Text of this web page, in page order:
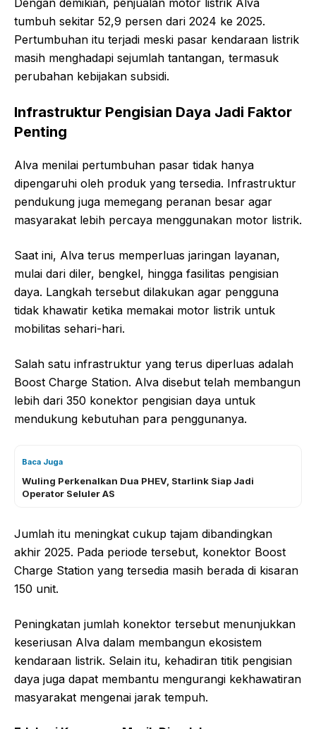
tumbuh sekitar 52,9 persen dari 2024 ke 2025.
Pertumbuhan itu terjadi meski pasar kendaraan listrik
masih menghadapi sejumlah tantangan, termasuk
perubahan kebijakan subsidi.
Infrastruktur Pengisian Daya Jadi Faktor
Penting
Alva menilai pertumbuhan pasar tidak hanya
dipengaruhi oleh produk yang tersedia. Infrastruktur
pendukung juga memegang peranan besar agar
masyarakat lebih percaya menggunakan motor listrik.
Saat ini, Alva terus memperluas jaringan layanan,
mulai dari diler, bengkel, hingga fasilitas pengisian
daya. Langkah tersebut dilakukan agar pengguna
tidak khawatir ketika memakai motor listrik untuk
mobilitas sehari-hari.
Salah satu infrastruktur yang terus diperluas adalah
Boost Charge Station. Alva disebut telah membangun
lebih dari 350 konektor pengisian daya untuk
mendukung kebutuhan para penggunanya.
Baca Juga
Wuling Perkenalkan Dua PHEV, Starlink Siap Jadi
Operator Seluler AS
Jumlah itu meningkat cukup tajam dibandingkan
akhir 2025. Pada periode tersebut, konektor Boost
Charge Station yang tersedia masih berada di kisaran
150 unit.
Peningkatan jumlah konektor tersebut menunjukkan
keseriusan Alva dalam membangun ekosistem
kendaraan listrik. Selain itu, kehadiran titik pengisian
daya juga dapat membantu mengurangi kekhawatiran
masyarakat mengenai jarak tempuh.